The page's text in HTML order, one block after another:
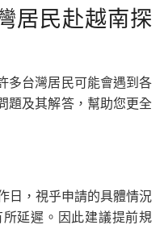
居民赴越南探
多台灣居民可能會遇到各
題及其解答，幫助您更全
日，視乎申請的具體情況
延遲。因此建議提前規